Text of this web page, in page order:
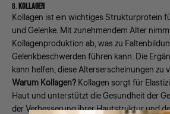
8. KOLLAGEN
Kollagen ist ein wichtiges Strukturprotein
und Gelenke. Mit zunehmendem Alter
Kollagenproduktion ab, was zu
Gelenkbeschwerden führen kann. Die
kann helfen, diese Alterserscheinungen zu
Warum Kollagen? Kollagen sorgt für
Haut und unterstützt die Gesundheit der
der Verbesserung ihrer Hautstruktur und